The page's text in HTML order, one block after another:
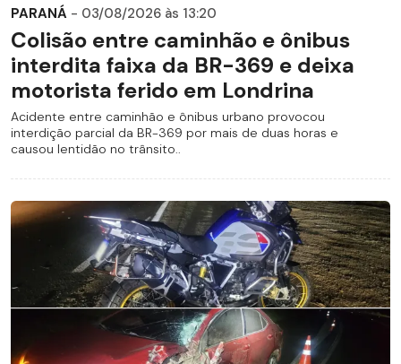
PARANÁ - 03/08/2026 às 13:20
Colisão entre caminhão e ônibus
interdita faixa da BR-369 e deixa
motorista ferido em Londrina
Acidente entre caminhão e ônibus urbano provocou
interdição parcial da BR-369 por mais de duas horas e
causou lentidão no trânsito..